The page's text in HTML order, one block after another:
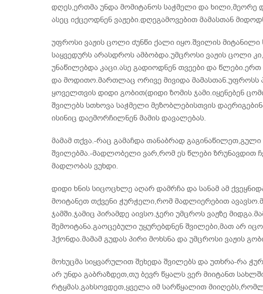
დღეს,ერთმა უნდა მომიტანოს საჭმელი და ხილი,მეორე
ასეც იქცეოდნენ ვაჟები.დღეგამოვებით მამასთან
უფროსი ვაჟის ცოლი ძუნწი ქალი იყო.შვილის
საყვედურს არასდროს ამბობდა.უმცროსი ვაჟის ცოლი
უნაწილებდა კაცი.ასე გადიოდნენ თვეები და
და მოდითო.მართლაც ორივე მივიდა მამასთან.უფროსს
ყოველთვის დიდი გობით(დიდი ზომის ჯამი.იყენებენ
შვილებს სთხოვა საჭმელი მეზობლებისთვის
ისინიც დაემორჩილნენ მამის დავალებას.
მამამ თქვა.-რაც გამაჩდა თანაბრად
შვილებმა.-მადლობელი ვარ,რომ ეს წლები ზრუნავდით
მადლობას ვუხდი.
დიდი ხნის სიცოცხლე აღარ დამრჩა და სანამ ამ
მოიტანეთ თქვენი ჭურჭელი,რომ მადლიერებით
ჯამში.ჯამიც პირამდე აივსო.ჯერი უმცროს ვაჟზე
შემოიტანა.გაოცებული უყურებდნენ შვილები,მათ არ
ჰქონდა.მამამ გუდას პირი მოხსნა და უმცროსი ვაჟის
მოხუცმა სიყვარულით შეხედა შვილებს და უთხრა-რა
არ უნდა გაბრაზდეთ,თუ ბევრ წყალს ვერ მიიტანთ
რტყმას.გახსოვდეთ,ყველა იმ სარწყალით